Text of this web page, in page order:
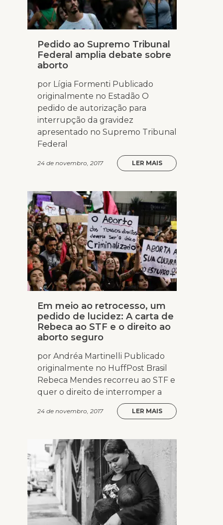
Pedido ao Supremo Tribunal
Federal amplia debate sobre
aborto
por Lígia Formenti Publicado
originalmente no Estadão O
pedido de autorização para
interrupção da gravidez
apresentado no Supremo Tribunal
Federal
24 de novembro, 2017 LER MAIS
Em meio ao retrocesso, um
pedido de lucidez: A carta de
Rebeca ao STF e o direito ao
aborto seguro
por Andréa Martinelli Publicado
originalmente no HuffPost Brasil
Rebeca Mendes recorreu ao STF e
quer o direito de interromper a
24 de novembro, 2017 LER MAIS